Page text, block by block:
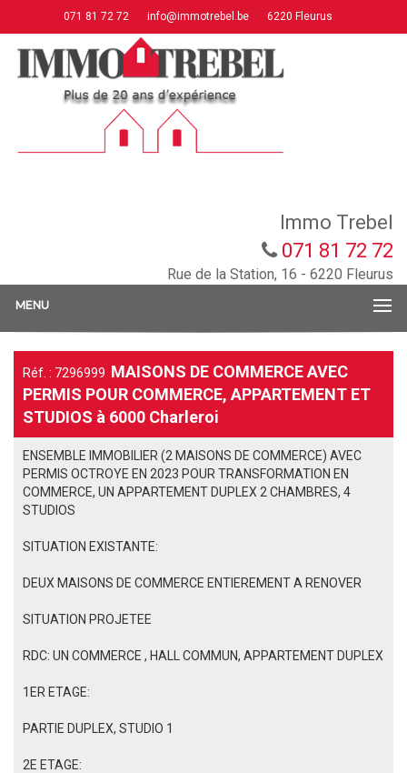
071 81 72 72 info@immotrebel.be 6220 Fleurus
Immo Trebel
071 81 72 72
Rue de la Station, 16 - 6220 Fleurus
MENU
Réf. : 7296999 MAISONS DE COMMERCE AVEC
PERMIS POUR COMMERCE, APPARTEMENT ET
STUDIOS à 6000 Charleroi
ENSEMBLE IMMOBILIER (2 MAISONS DE COMMERCE) AVEC
PERMIS OCTROYE EN 2023 POUR TRANSFORMATION EN
COMMERCE, UN APPARTEMENT DUPLEX 2 CHAMBRES, 4
STUDIOS
SITUATION EXISTANTE:
DEUX MAISONS DE COMMERCE ENTIEREMENT A RENOVER
SITUATION PROJETEE
RDC: UN COMMERCE , HALL COMMUN, APPARTEMENT DUPLEX
1ER ETAGE:
PARTIE DUPLEX, STUDIO 1
2E ETAGE: